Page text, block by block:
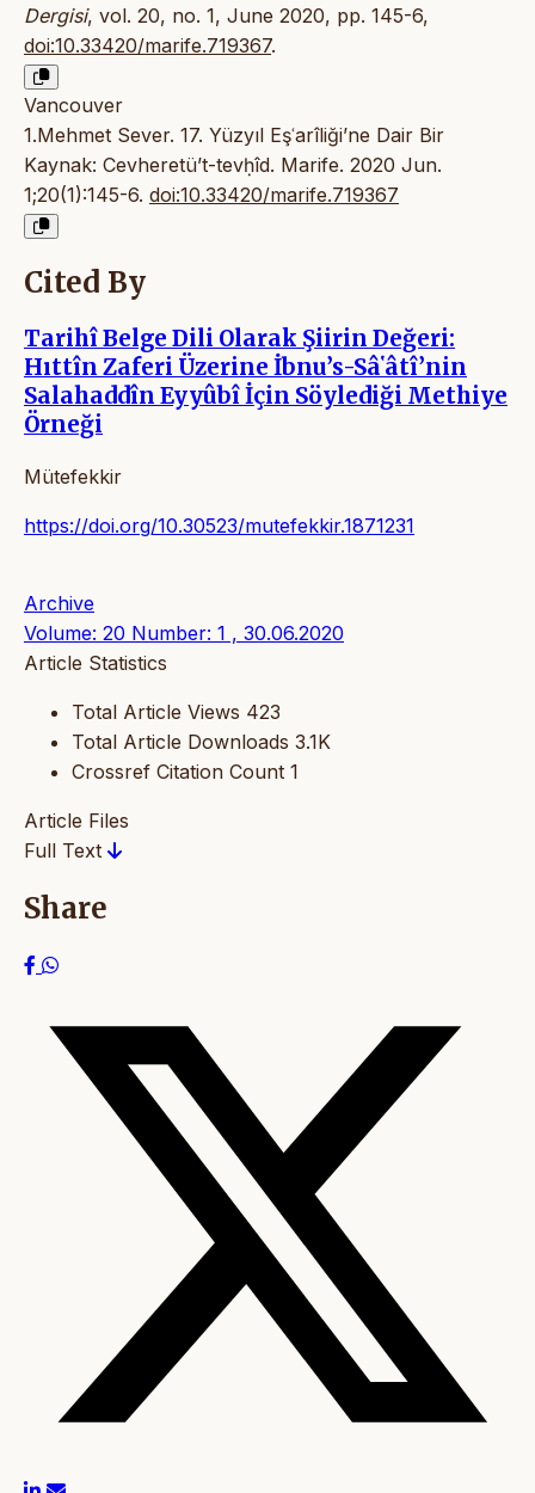
Dergisi, vol. 20, no. 1, June 2020, pp. 145-6,
doi:10.33420/marife.719367.
Vancouver
1.Mehmet Sever. 17. Yüzyıl Eşʿarîliği’ne Dair Bir
Kaynak: Cevheretü’t-tevḥîd. Marife. 2020 Jun.
1;20(1):145-6. doi:10.33420/marife.719367
Cited By
Tarihî Belge Dili Olarak Şiirin Değeri:
Hıttîn Zaferi Üzerine İbnu’s-Sâʽâtî’nin
Salahaddîn Eyyûbî İçin Söylediği Methiye
Örneği
Mütefekkir
https://doi.org/10.30523/mutefekkir.1871231
Archive
Volume: 20 Number: 1 , 30.06.2020
Article Statistics
Total Article Views 423
Total Article Downloads 3.1K
Crossref Citation Count 1
Article Files
Full Text
Share